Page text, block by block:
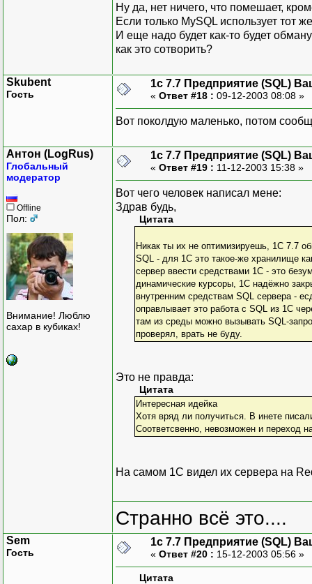
Ну да, нет ничего, что помешает,
Если только MySQL использует тот
И еще надо будет как-то будет
как это сотворить?
Skubent
Гость
1с 7.7 Предприятие (SQL)
« Ответ #18 : 09-12-2003 08:08 »
Вот поколдую маленько, потом
Антон (LogRus)
Глобальный
модератор
Offline
Пол:
Внимание! Люблю
сахар в кубиках!
1с 7.7 Предприятие (SQL)
« Ответ #19 : 11-12-2003 15:38 »
Вот чего человек написал мене:
Здрав будь,
Цитата
Никак ты их не оптимизируешь, 1С 7.7
SQL - для 1С это такое-же хранилище
сервер ввести средствами 1С - это
динамические курсоры, 1С надёжно
внутренним средствам SQL сервера -
оправлывает это работа с SQL из 1С
там из среды можно вызывать SQL-
проверял, врать не буду.
Это не правда:
Цитата
Интересная идейка
Хотя вряд ли получиться. В инете
Соответсвенно, невозможен и переход
На самом 1С видел их сервера на
Странно всё это....
Sem
Гость
1с 7.7 Предприятие (SQL)
« Ответ #20 : 15-12-2003 05:56 »
Цитата